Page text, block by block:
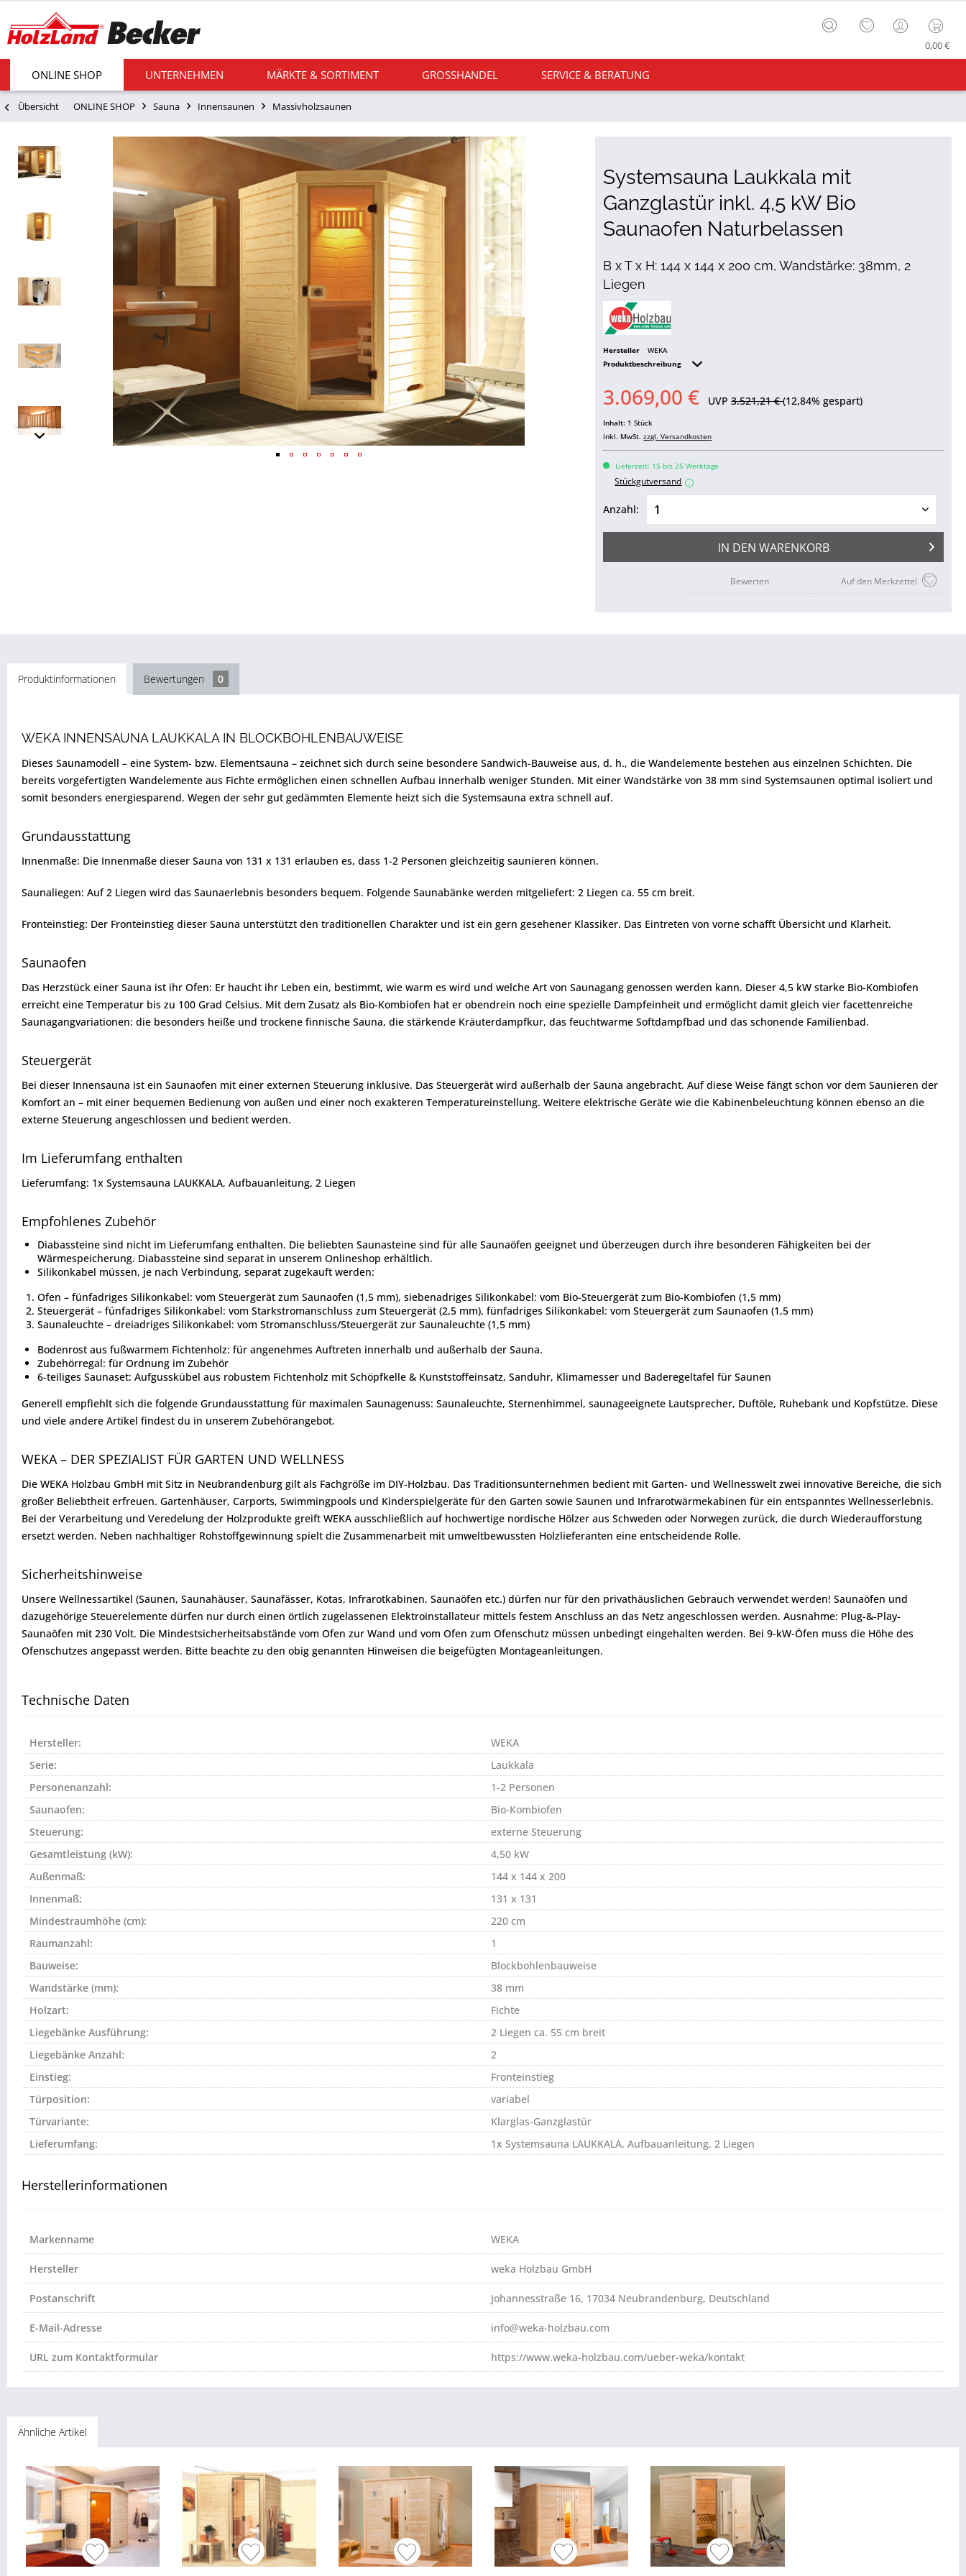
0,00 €
ONLINE SHOP UNTERNEHMEN MÄRKTE & SORTIMENT GROSSHANDEL SERVICE & BERATUNG
Übersicht ONLINE SHOP Sauna Innensaunen Massivholzsaunen
Systemsauna Laukkala mit
Ganzglastür inkl. 4,5 kW Bio
Saunaofen Naturbelassen
B x T x H: 144 x 144 x 200 cm, Wandstärke: 38mm, 2
Liegen
Hersteller
WEKA
Produktbeschreibung
3.069,00 € UVP3.521,21 €(12,84% gespart)
Inhalt: 1 Stück
inkl. MwSt.zzgl. Versandkosten
Lieferzeit: 15 bis 25 Werktage
Stückgutversand i
Anzahl:
IN DEN WARENKORB
Auf den Merkzettel
Bewerten
Produktinformationen Bewertungen 0
WEKA INNENSAUNA LAUKKALA IN BLOCKBOHLENBAUWEISE
Dieses Saunamodell – eine System- bzw. Elementsauna – zeichnet sich durch seine besondere Sandwich-Bauweise aus, d. h., die Wandelemente bestehen aus einzelnen Schichten. Die
bereits vorgefertigten Wandelemente aus Fichte ermöglichen einen schnellen Aufbau innerhalb weniger Stunden. Mit einer Wandstärke von 38 mm sind Systemsaunen optimal isoliert und
somit besonders energiesparend. Wegen der sehr gut gedämmten Elemente heizt sich die Systemsauna extra schnell auf.
Grundausstattung
Innenmaße: Die Innenmaße dieser Sauna von 131 x 131 erlauben es, dass 1-2 Personen gleichzeitig saunieren können.
Saunaliegen: Auf 2 Liegen wird das Saunaerlebnis besonders bequem. Folgende Saunabänke werden mitgeliefert: 2 Liegen ca. 55 cm breit.
Fronteinstieg: Der Fronteinstieg dieser Sauna unterstützt den traditionellen Charakter und ist ein gern gesehener Klassiker. Das Eintreten von vorne schafft Übersicht und Klarheit.
Saunaofen
Das Herzstück einer Sauna ist ihr Ofen: Er haucht ihr Leben ein, bestimmt, wie warm es wird und welche Art von Saunagang genossen werden kann. Dieser 4,5 kW starke Bio-Kombiofen
erreicht eine Temperatur bis zu 100 Grad Celsius. Mit dem Zusatz als Bio-Kombiofen hat er obendrein noch eine spezielle Dampfeinheit und ermöglicht damit gleich vier facettenreiche
Saunagangvariationen: die besonders heiße und trockene finnische Sauna, die stärkende Kräuterdampfkur, das feuchtwarme Softdampfbad und das schonende Familienbad.
Steuergerät
Bei dieser Innensauna ist ein Saunaofen mit einer externen Steuerung inklusive. Das Steuergerät wird außerhalb der Sauna angebracht. Auf diese Weise fängt schon vor dem Saunieren der
Komfort an – mit einer bequemen Bedienung von außen und einer noch exakteren Temperatureinstellung. Weitere elektrische Geräte wie die Kabinenbeleuchtung können ebenso an die
externe Steuerung angeschlossen und bedient werden.
Im Lieferumfang enthalten
Lieferumfang: 1x Systemsauna LAUKKALA, Aufbauanleitung, 2 Liegen
Empfohlenes Zubehör
Diabassteine sind nicht im Lieferumfang enthalten. Die beliebten Saunasteine sind für alle Saunaöfen geeignet und überzeugen durch ihre besonderen Fähigkeiten bei der
Wärmespeicherung. Diabassteine sind separat in unserem Onlineshop erhältlich.
Silikonkabel müssen, je nach Verbindung, separat zugekauft werden:
Ofen – fünfadriges Silikonkabel: vom Steuergerät zum Saunaofen (1,5 mm), siebenadriges Silikonkabel: vom Bio-Steuergerät zum Bio-Kombiofen (1,5 mm)
Steuergerät – fünfadriges Silikonkabel: vom Starkstromanschluss zum Steuergerät (2,5 mm), fünfadriges Silikonkabel: vom Steuergerät zum Saunaofen (1,5 mm)
Saunaleuchte – dreiadriges Silikonkabel: vom Stromanschluss/Steuergerät zur Saunaleuchte (1,5 mm)
Bodenrost aus fußwarmem Fichtenholz: für angenehmes Auftreten innerhalb und außerhalb der Sauna.
Zubehörregal: für Ordnung im Zubehör
6-teiliges Saunaset: Aufgusskübel aus robustem Fichtenholz mit Schöpfkelle & Kunststoffeinsatz, Sanduhr, Klimamesser und Baderegeltafel für Saunen
Generell empfiehlt sich die folgende Grundausstattung für maximalen Saunagenuss: Saunaleuchte, Sternenhimmel, saunageeignete Lautsprecher, Duftöle, Ruhebank und Kopfstütze. Diese
und viele andere Artikel findest du in unserem Zubehörangebot.
WEKA – DER SPEZIALIST FÜR GARTEN UND WELLNESS
Die WEKA Holzbau GmbH mit Sitz in Neubrandenburg gilt als Fachgröße im DIY-Holzbau. Das Traditionsunternehmen bedient mit Garten- und Wellnesswelt zwei innovative Bereiche, die sich
großer Beliebtheit erfreuen. Gartenhäuser, Carports, Swimmingpools und Kinderspielgeräte für den Garten sowie Saunen und Infrarotwärmekabinen für ein entspanntes Wellnesserlebnis.
Bei der Verarbeitung und Veredelung der Holzprodukte greift WEKA ausschließlich auf hochwertige nordische Hölzer aus Schweden oder Norwegen zurück, die durch Wiederaufforstung
ersetzt werden. Neben nachhaltiger Rohstoffgewinnung spielt die Zusammenarbeit mit umweltbewussten Holzlieferanten eine entscheidende Rolle.
Sicherheitshinweise
Unsere Wellnessartikel (Saunen, Saunahäuser, Saunafässer, Kotas, Infrarotkabinen, Saunaöfen etc.) dürfen nur für den privathäuslichen Gebrauch verwendet werden! Saunaöfen und
dazugehörige Steuerelemente dürfen nur durch einen örtlich zugelassenen Elektroinstallateur mittels festem Anschluss an das Netz angeschlossen werden. Ausnahme: Plug-&-Play-
Saunaöfen mit 230 Volt. Die Mindestsicherheitsabstände vom Ofen zur Wand und vom Ofen zum Ofenschutz müssen unbedingt eingehalten werden. Bei 9-kW-Öfen muss die Höhe des
Ofenschutzes angepasst werden. Bitte beachte zu den obig genannten Hinweisen die beigefügten Montageanleitungen.
Technische Daten
Hersteller:
WEKA
Serie:
Laukkala
Personenanzahl:
1-2 Personen
Saunaofen:
Bio-Kombiofen
Steuerung:
externe Steuerung
Gesamtleistung (kW):
4,50 kW
Außenmaß:
144 x 144 x 200
Innenmaß:
131 x 131
Mindestraumhöhe (cm):
220 cm
Raumanzahl:
1
Bauweise:
Blockbohlenbauweise
Wandstärke (mm):
38 mm
Holzart:
Fichte
Liegebänke Ausführung:
2 Liegen ca. 55 cm breit
Liegebänke Anzahl:
2
Einstieg:
Fronteinstieg
Türposition:
variabel
Türvariante:
Klarglas-Ganzglastür
Lieferumfang:
1x Systemsauna LAUKKALA, Aufbauanleitung, 2 Liegen
Herstellerinformationen
Markenname WEKA
Hersteller weka Holzbau GmbH
Postanschrift Johannesstraße 16, 17034 Neubrandenburg, Deutschland
E-Mail-Adresse info@weka-holzbau.com
URL zum Kontaktformular https://www.weka-holzbau.com/ueber-weka/kontakt
Ähnliche Artikel